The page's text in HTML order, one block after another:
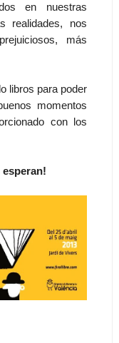
en nuestras
realidades, nos
más
libros para poder
momentos
con los
esperan!